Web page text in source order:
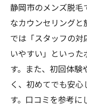
静岡市メ
VIOや全
賢く選ぶ静岡
静岡メン
医療脱毛
択術
静岡市のメンズ脱
なカウンセリングと
では「スタッフの
いやすい」といっ
す。また、初回体験
く、初めてでも安
す。口コミを参考に